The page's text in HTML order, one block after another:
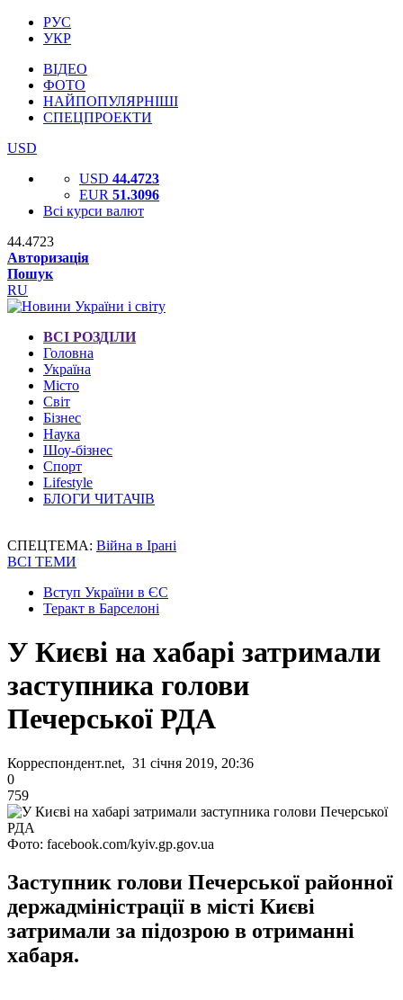
РУС
УКР
ВІДЕО
ФОТО
НАЙПОПУЛЯРНІШІ
СПЕЦПРОЕКТИ
USD
USD 44.4723
EUR 51.3096
Всі курси валют
44.4723
Авторизація
Пошук
RU
ВСІ РОЗДІЛИ
Головна
Україна
Місто
Світ
Бізнес
Наука
Шоу-бізнес
Спорт
Lifestyle
БЛОГИ ЧИТАЧІВ
СПЕЦТЕМА: Війна в Ірані
ВСІ ТЕМИ
Вступ України в ЄС
Теракт в Барселоні
У Києві на хабарі затримали
заступника голови
Печерської РДА
Корреспондент.net, 31 січня 2019, 20:36
0
759
Фото: facebook.com/kyiv.gp.gov.ua
Заступник голови Печерської районної
держадміністрації в місті Києві
затримали за підозрою в отриманні
хабаря.